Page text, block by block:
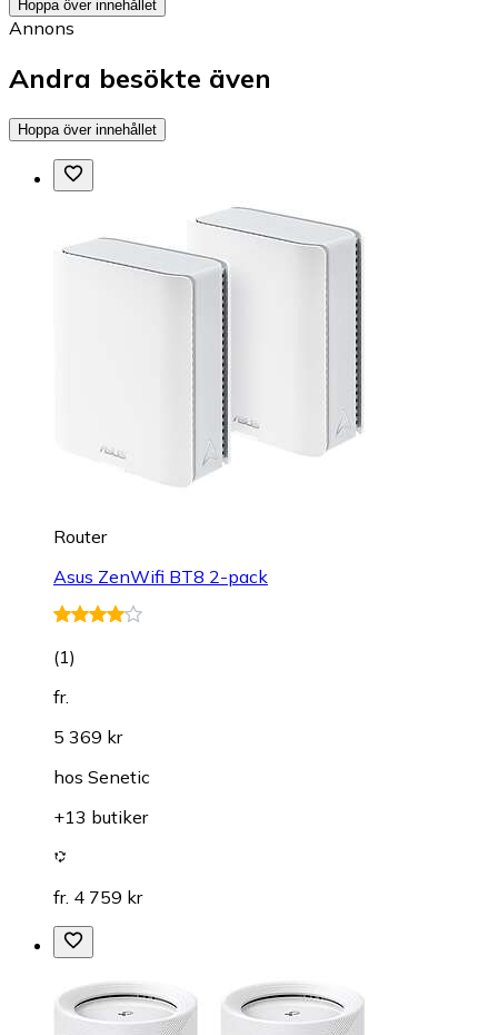
Hoppa över innehållet
Annons
Andra besökte även
Hoppa över innehållet
Router
Asus ZenWifi BT8 2-pack
(1)
fr.
5 369 kr
hos Senetic
+13 butiker
fr. 4 759 kr